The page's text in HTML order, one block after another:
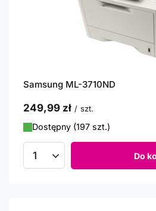
Samsung ML-3710ND
249,99 zł / szt.
Dostępny (197 szt.)
Ilość produktów Do